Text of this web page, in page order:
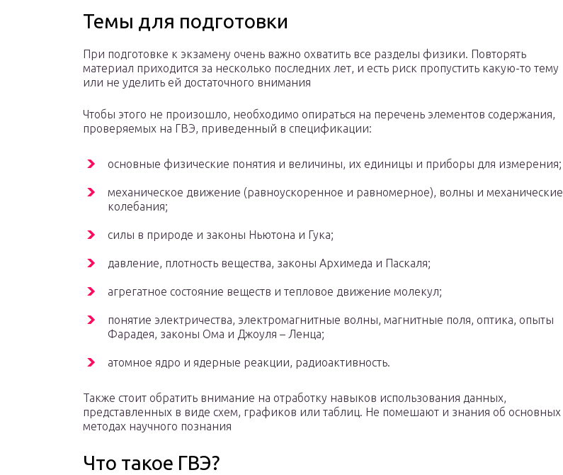
Темы для подготовки
При подготовке к экзамену очень важно охватить все разделы физики. Повторять
материал приходится за несколько последних лет, и есть риск пропустить какую-то тему
или не уделить ей достаточного внимания
Чтобы этого не произошло, необходимо опираться на перечень элементов содержания,
проверяемых на ГВЭ, приведенный в спецификации:
основные физические понятия и величины, их единицы и приборы для измерения;
механическое движение (равноускоренное и равномерное), волны и механические
колебания;
силы в природе и законы Ньютона и Гука;
давление, плотность вещества, законы Архимеда и Паскаля;
агрегатное состояние веществ и тепловое движение молекул;
понятие электричества, электромагнитные волны, магнитные поля, оптика, опыты
Фарадея, законы Ома и Джоуля – Ленца;
атомное ядро и ядерные реакции, радиоактивность.
Также стоит обратить внимание на отработку навыков использования данных,
представленных в виде схем, графиков или таблиц. Не помешают и знания об основных
методах научного познания
Что такое ГВЭ?